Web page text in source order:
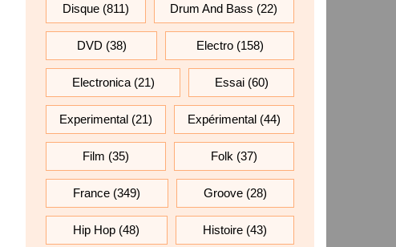
Disque(811) Drum And Bass (22)
DVD (38) Electro(158)
Electronica(21) Essai(60)
Experimental (21) Expérimental (44)
Film (35) Folk (37)
France (349) Groove(28)
Hip Hop (48) Histoire(43)